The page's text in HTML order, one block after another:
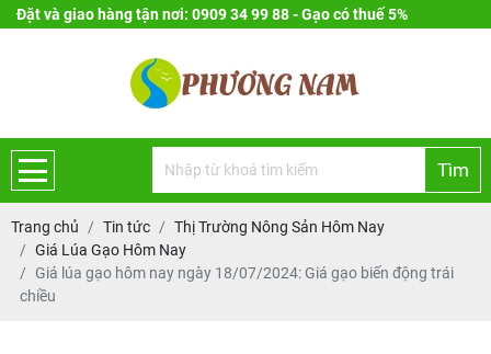
Đặt và giao hàng tận nơi: 0909 34 99 88 - Gạo có thuế 5%
Tìm
Trang chủ Tin tức
Thị Trường Nông Sản Hôm Nay
Giá Lúa Gạo Hôm Nay
Giá lúa gạo hôm nay ngày 18/07/2024: Giá gạo biến động trái
chiều